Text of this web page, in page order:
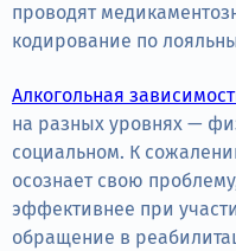
Стационар
Цены
Терапия
Контакты
проводят
кодирование по
Алкогольная
на разных уровнях —
социальном. К
осознает свою
эффективнее при
обращение в